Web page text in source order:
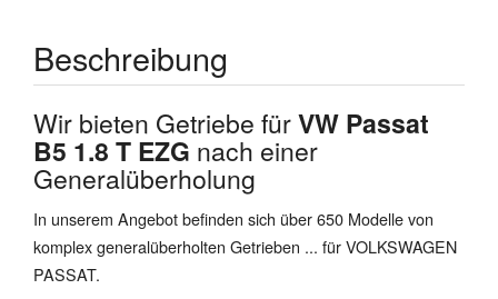
Beschreibung
Wir bieten Getriebe fürVW Passat
B5 1.8 T EZG nach einer
Generalüberholung
In unserem Angebot befinden sich über 650 Modelle von
komplex generalüberholten Getrieben ... für VOLKSWAGEN
PASSAT.